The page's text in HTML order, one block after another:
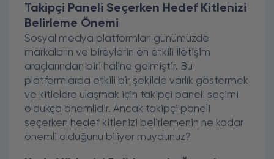
Takipçi Paneli Seçerken Hedef Kitlenizi
Belirleme Önemi
Sosyal medya platformları günümüzde
markaların ve bireylerin en etkili iletişim
araçlarından biri haline gelmiştir. Bu
platformlarda etkili bir şekilde varlık göstermek
ve kitlelere ulaşmak için takipçi paneli seçimi
oldukça önemlidir. Ancak takipçi paneli
seçerken hedef kitlenizi belirlemenin ne kadar
önemli olduğunu biliyor muydunuz?